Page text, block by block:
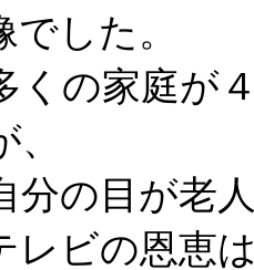
でした。
くの家庭が
分の目が老
レビの恩恵